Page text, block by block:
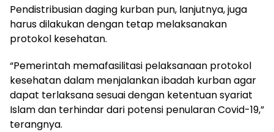
Pendistribusian daging kurban pun, lanjutnya, juga
harus dilakukan dengan tetap melaksanakan
protokol kesehatan.
“Pemerintah memafasilitasi pelaksanaan protokol
kesehatan dalam menjalankan ibadah kurban agar
dapat terlaksana sesuai dengan ketentuan syariat
Islam dan terhindar dari potensi penularan Covid-19,”
terangnya.